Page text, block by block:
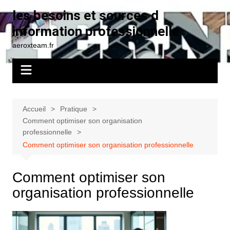
au
contenu
les besoins et sources d
information professionnelle
aeroxteam.fr
Accueil
Pratique
Comment optimiser son organisation
professionnelle
Comment optimiser son organisation professionnelle
Comment optimiser son
organisation professionnelle